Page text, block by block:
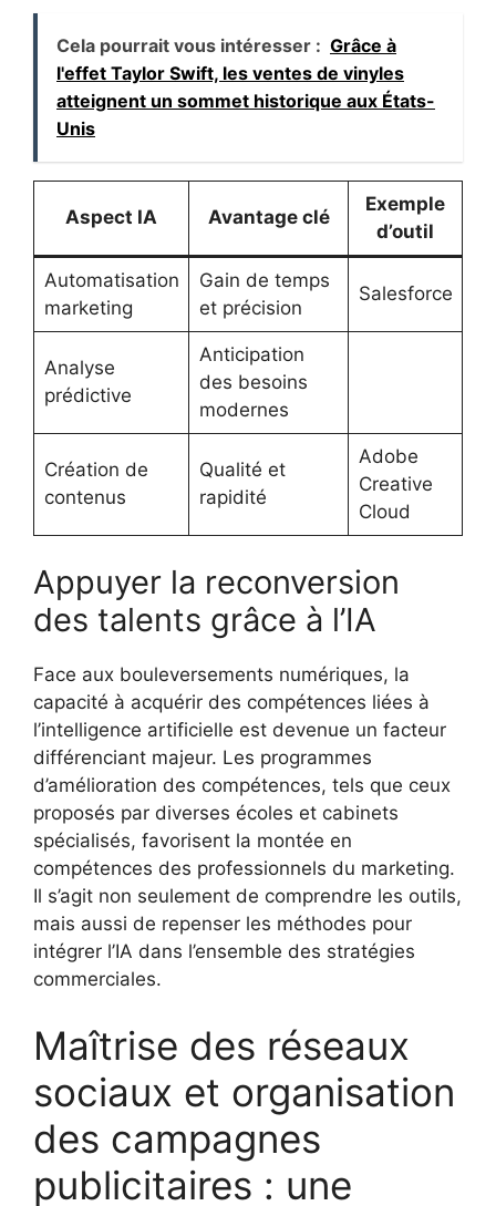
Cela pourrait vous intéresser : Grâce à
l'effet Taylor Swift, les ventes de vinyles
atteignent un sommet historique aux États-
Unis
Aspect IA Avantage clé
Exemple
d’outil
Automatisation
marketing
Gain de temps
et précision
Salesforce
Analyse
prédictive
Anticipation
des besoins
modernes
Création de
contenus
Qualité et
rapidité
Adobe
Creative
Cloud
Appuyer la reconversion
des talents grâce à l’IA
Face aux bouleversements numériques, la
capacité à acquérir des compétences liées à
l’intelligence artificielle est devenue un facteur
différenciant majeur. Les programmes
d’amélioration des compétences, tels que ceux
proposés par diverses écoles et cabinets
spécialisés, favorisent la montée en
compétences des professionnels du marketing.
Il s’agit non seulement de comprendre les outils,
mais aussi de repenser les méthodes pour
intégrer l’IA dans l’ensemble des stratégies
commerciales.
Maîtrise des réseaux
sociaux et organisation
des campagnes
publicitaires : une